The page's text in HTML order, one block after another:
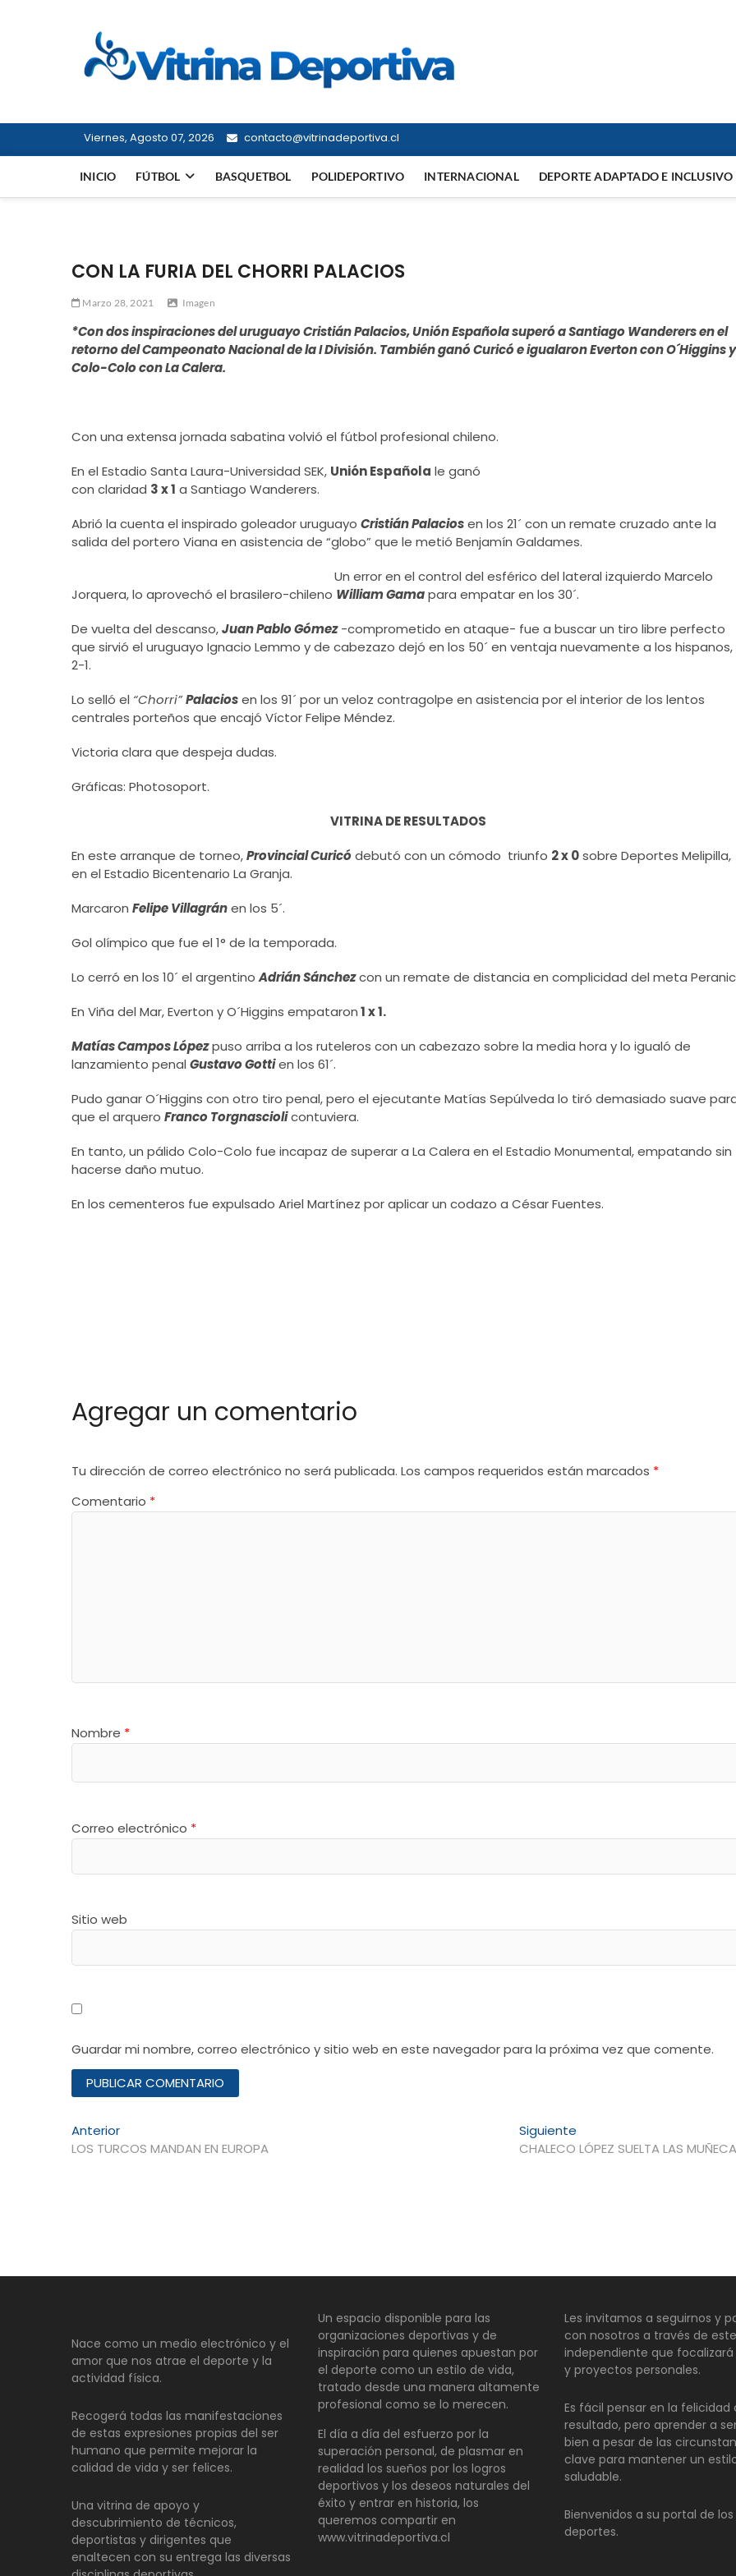
Viernes, Agosto 07, 2026 contacto@vitrinadeportiva.cl
INICIO FÚTBOL BASQUETBOL POLIDEPORTIVO INTERNACIONAL DEPORTE ADAPTADO E INCLUSIVO
CON LA FURIA DEL CHORRI PALACIOS
Marzo 28, 2021 Imagen
*Con dos inspiraciones del uruguayo Cristián Palacios, Unión Española superó a Santiago Wanderers en el
retorno del Campeonato Nacional de la I División. También ganó Curicó e igualaron Everton con O´Higgins y
Colo-Colo con La Calera.
Con una extensa jornada sabatina volvió el fútbol profesional chileno.
En el Estadio Santa Laura-Universidad SEK, Unión Española le ganó
con claridad 3 x 1 a Santiago Wanderers.
Abrió la cuenta el inspirado goleador uruguayo Cristián Palaciosen los 21´ con un remate cruzado ante la
salida del portero Viana en asistencia de “globo” que le metió Benjamín Galdames.
Un error en el control del esférico del lateral izquierdo Marcelo
Jorquera, lo aprovechó el brasilero-chileno William Gamapara empatar en los 30´.
De vuelta del descanso,Juan Pablo Gómez-comprometido en ataque- fue a buscar un tiro libre perfecto
que sirvió el uruguayo Ignacio Lemmo y de cabezazo dejó en los 50´ en ventaja nuevamente a los hispanos,
2-1.
Lo selló el “Chorri”Palaciosen los 91´ por un veloz contragolpe en asistencia por el interior de los lentos
centrales porteños que encajó Víctor Felipe Méndez.
Victoria clara que despeja dudas.
Gráficas: Photosoport.
VITRINA DE RESULTADOS
En este arranque de torneo,Provincial Curicódebutó con un cómodo triunfo 2 x 0sobre Deportes Melipilla,
en el Estadio Bicentenario La Granja.
Marcaron Felipe Villagránen los 5´.
Gol olímpico que fue el 1° de la temporada.
Lo cerró en los 10´ el argentinoAdrián Sánchezcon un remate de distancia en complicidad del meta
En Viña del Mar, Everton y O´Higgins empataron1 x 1.
Matías Campos Lópezpuso arriba a los ruteleros con un cabezazo sobre la media hora y lo igualó de
lanzamiento penal Gustavo Gottien los 61´.
Pudo ganar O´Higgins con otro tiro penal, pero el ejecutante Matías Sepúlveda lo tiró demasiado suave
que el arquero Franco Torgnasciolicontuviera.
En tanto, un pálido Colo-Colo fue incapaz de superar a La Calera en el Estadio Monumental, empatando sin
hacerse daño mutuo.
En los cementeros fue expulsado Ariel Martínez por aplicar un codazo a César Fuentes.
Agregar un comentario
Tu dirección de correo electrónico no será publicada. Los campos requeridos están marcados *
Comentario *
Nombre *
Correo electrónico *
Sitio web
Guardar mi nombre, correo electrónico y sitio web en este navegador para la próxima vez que comente.
Navegación
de
AnteriorEntrada
anterior:
LOS TURCOS MANDAN EN EUROPA
Siguiente
siguiente:
CHALECO LÓPEZ SUELTA LAS
Nace como un medio electrónico y el
amor que nos atrae el deporte y la
actividad física.
Recogerá todas las manifestaciones
de estas expresiones propias del ser
humano que permite mejorar la
calidad de vida y ser felices.
Una vitrina de apoyo y
descubrimiento de técnicos,
deportistas y dirigentes que
enaltecen con su entrega las diversas
Un espacio disponible para las
organizaciones deportivas y de
inspiración para quienes apuestan por
el deporte como un estilo de vida,
tratado desde una manera altamente
profesional como se lo merecen.
El día a día del esfuerzo por la
superación personal, de plasmar en
realidad los sueños por los logros
deportivos y los deseos naturales del
éxito y entrar en historia, los
queremos compartir en
www.vitrinadeportiva.cl
Les invitamos a seguirnos y
con nosotros a través de
independiente que
y proyectos personales.
Es fácil pensar en la
resultado, pero aprender a
bien a pesar de las
clave para mantener un
saludable.
Bienvenidos a su portal de los
deportes.